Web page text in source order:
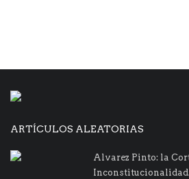
ARTÍCULOS ALEATORIAS
Alvarez Pinto: la